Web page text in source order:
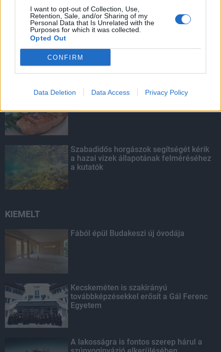
I want to opt-out of Collection, Use,
Retention, Sale, and/or Sharing of my
Personal Data that Is Unrelated with the
Purposes for which it was collected.
Opted Out
CONFIRM
Data Deletion Data Access Privacy Policy
LEGOLVASOTTABB
másodfokúra csökken a riasztás
Újabb program segíti a halfogyasztás
Szabadidős horgászok segítségét kérik
a hazai vizek állapotának felméréséhez
a kutatók
KIEMELT
Fából épül Budakeszi új óvodája
Kecskeméten is szakirányú
továbbképzésekkel erősít a Gál Ferenc
Egyetem
A lakosságra is fontos szerep hárul a